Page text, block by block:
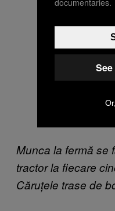
cu da sau nu.
Biblioteca
Pyongyang-
și albumul
Munca la fermă se
tractor la fiecare
Căruțele trase de